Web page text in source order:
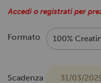
Accedi o registrati per
Formato
Scadenza 31/03/